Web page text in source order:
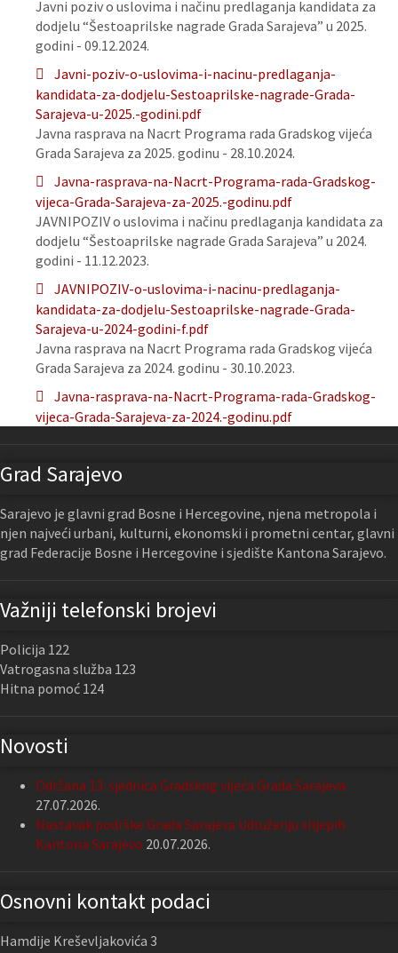
Javni poziv o uslovima i načinu predlaganja kandidata za
dodjelu “Šestoaprilske nagrade Grada Sarajeva” u 2025.
godini - 09.12.2024.
Javni-poziv-o-uslovima-i-nacinu-predlaganja-
kandidata-za-dodjelu-Sestoaprilske-nagrade-Grada-
Sarajeva-u-2025.-godini.pdf
Javna rasprava na Nacrt Programa rada Gradskog vijeća
Grada Sarajeva za 2025. godinu - 28.10.2024.
Javna-rasprava-na-Nacrt-Programa-rada-Gradskog-
vijeca-Grada-Sarajeva-za-2025.-godinu.pdf
JAVNIPOZIV o uslovima i načinu predlaganja kandidata za
dodjelu “Šestoaprilske nagrade Grada Sarajeva” u 2024.
godini - 11.12.2023.
JAVNIPOZIV-o-uslovima-i-nacinu-predlaganja-
kandidata-za-dodjelu-Sestoaprilske-nagrade-Grada-
Sarajeva-u-2024-godini-f.pdf
Javna rasprava na Nacrt Programa rada Gradskog vijeća
Grada Sarajeva za 2024. godinu - 30.10.2023.
Javna-rasprava-na-Nacrt-Programa-rada-Gradskog-
vijeca-Grada-Sarajeva-za-2024.-godinu.pdf
Grad Sarajevo
Sarajevo je glavni grad Bosne i Hercegovine, njena metropola i
njen najveći urbani, kulturni, ekonomski i prometni centar, glavni
grad Federacije Bosne i Hercegovine i sjedište Kantona Sarajevo.
Važniji telefonski brojevi
Policija 122
Vatrogasna služba 123
Hitna pomoć 124
Novosti
Održana 13. sjednica Gradskog vijeća Grada Sarajeva
27.07.2026.
Nastavak podrške Grada Sarajeva Udruženju slijepih
Kantona Sarajevo 20.07.2026.
Osnovni kontakt podaci
Hamdije Kreševljakovića 3